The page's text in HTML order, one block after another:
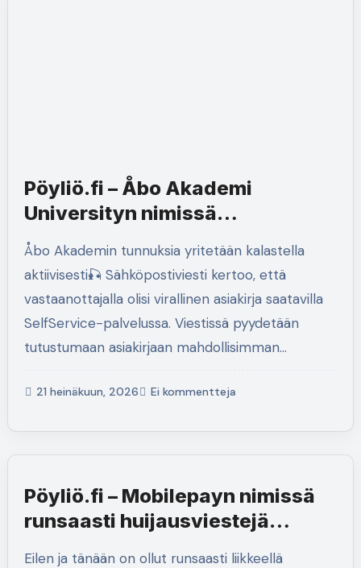
Pöyliö.fi – Åbo Akademi
Universityn nimissä
pankkitunnusten kalastelua
Åbo Akademin tunnuksia yritetään kalastella
aktiivisesti🎣 Sähköpostiviesti kertoo, että
vastaanottajalla olisi virallinen asiakirja saatavilla
SelfService-palvelussa. Viestissä pyydetään
tutustumaan asiakirjaan mahdollisimman…
21 heinäkuun, 2026 Ei kommentteja
Pöyliö.fi – Mobilepayn nimissä
runsaasti huijausviestejä
Eilen ja tänään on ollut runsaasti liikkeellä